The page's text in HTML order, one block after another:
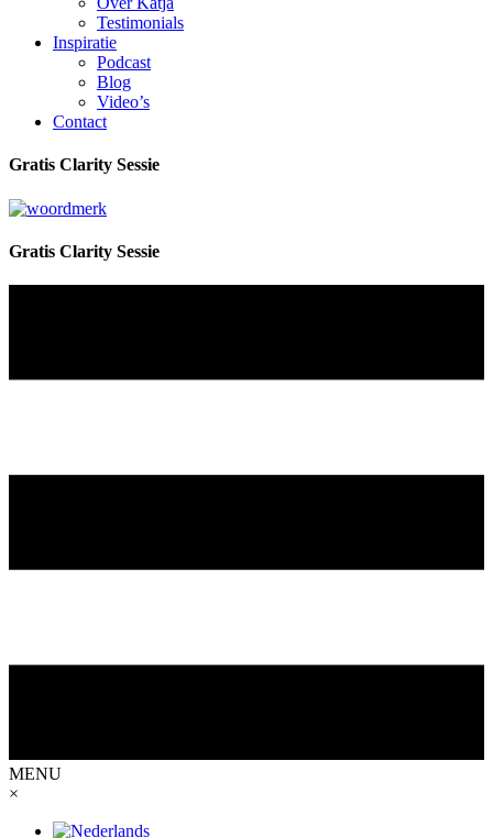
Testimonials
Inspiratie
Podcast
Blog
Video’s
Contact
Gratis Clarity Sessie
Gratis Clarity Sessie
MENU
×